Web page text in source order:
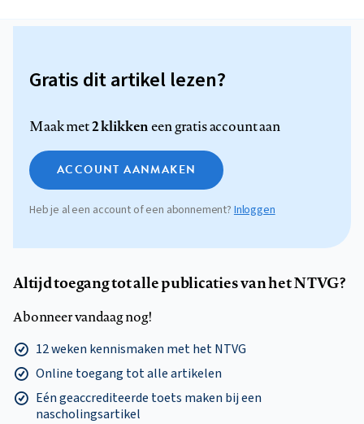
Gratis dit artikel lezen?
Maak met2 klikkeneen gratis account aan
ACCOUNT AANMAKEN
Heb je al een account of een abonnement? Inloggen
Altijd toegang tot alle publicaties van het NTVG?
Abonneer vandaag nog!
12 weken kennismaken met het NTVG
Online toegang tot alle artikelen
Eén geaccrediteerde toets maken bij een
nascholingsartikel